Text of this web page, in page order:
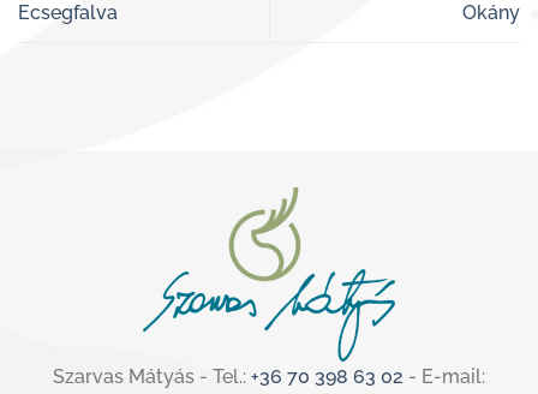
Ecsegfalva
Okány
Szarvas Mátyás - Tel.: +36 70 398 63 02 - E-mail: